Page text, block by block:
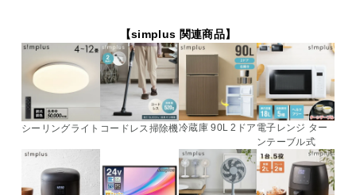
【simplus 関連商品】
シーリングライト コードレス掃除機冷蔵庫 90L 2ドア 電子レンジ ター
ンテーブル式